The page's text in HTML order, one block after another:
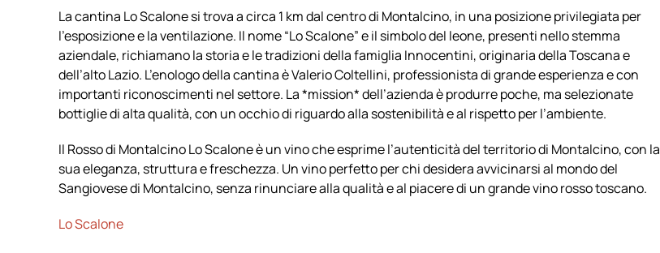
La cantina Lo Scalone si trova a circa 1 km dal centro di Montalcino, in una posizione privilegiata per
l’esposizione e la ventilazione. Il nome “Lo Scalone” e il simbolo del leone, presenti nello stemma
aziendale, richiamano la storia e le tradizioni della famiglia Innocentini, originaria della Toscana e
dell’alto Lazio. L’enologo della cantina è Valerio Coltellini, professionista di grande esperienza e con
importanti riconoscimenti nel settore. La *mission* dell’azienda è produrre poche, ma selezionate
bottiglie di alta qualità, con un occhio di riguardo alla sostenibilità e al rispetto per l’ambiente.
Il Rosso di Montalcino Lo Scalone è un vino che esprime l’autenticità del territorio di Montalcino, con la
sua eleganza, struttura e freschezza. Un vino perfetto per chi desidera avvicinarsi al mondo del
Sangiovese di Montalcino, senza rinunciare alla qualità e al piacere di un grande vino rosso toscano.
Lo Scalone